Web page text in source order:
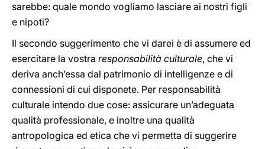
sarebbe: quale mondo vogliamo lasciare ai nostri figli
e nipoti?
Il secondo suggerimento che vi darei è di assumere ed
esercitare la vostra responsabilità culturale, che vi
deriva anch’essa dal patrimonio di intelligenze e di
connessioni di cui disponete. Per responsabilità
culturale intendo due cose: assicurare un’adeguata
qualità professionale, e inoltre una qualità
antropologica ed etica che vi permetta di suggerire